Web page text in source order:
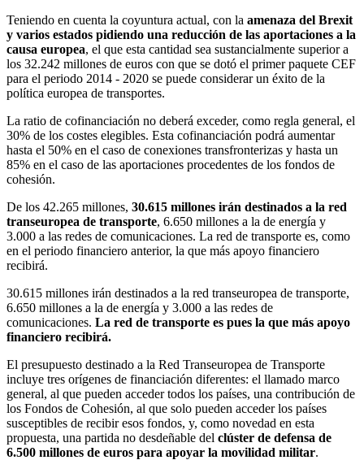
Teniendo en cuenta la coyuntura actual, con la amenaza del Brexit
y varios estados pidiendo una reducción de las aportaciones a la
causa europea, el que esta cantidad sea sustancialmente superior a
los 32.242 millones de euros con que se dotó el primer paquete CEF
para el periodo 2014 - 2020 se puede considerar un éxito de la
política europea de transportes.
La ratio de cofinanciación no deberá exceder, como regla general, el
30% de los costes elegibles. Esta cofinanciación podrá aumentar
hasta el 50% en el caso de conexiones transfronterizas y hasta un
85% en el caso de las aportaciones procedentes de los fondos de
cohesión.
De los 42.265 millones, 30.615 millones irán destinados a la red
transeuropea de transporte, 6.650 millones a la de energía y
3.000 a las redes de comunicaciones. La red de transporte es, como
en el periodo financiero anterior, la que más apoyo financiero
recibirá.
30.615 millones irán destinados a la red transeuropea de transporte,
6.650 millones a la de energía y 3.000 a las redes de
comunicaciones. La red de transporte es pues la que más apoyo
financiero recibirá.
El presupuesto destinado a la Red Transeuropea de Transporte
incluye tres orígenes de financiación diferentes: el llamado marco
general, al que pueden acceder todos los países, una contribución de
los Fondos de Cohesión, al que solo pueden acceder los países
susceptibles de recibir esos fondos, y, como novedad en esta
propuesta, una partida no desdeñable del clúster de defensa de
6.500 millones de euros para apoyar la movilidad militar.